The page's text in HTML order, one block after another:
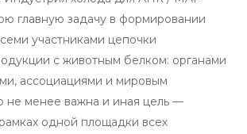
главную задачу в формировании
участниками цепочки
с животным белком: органами
ассоциациями и мировым
не менее важна и иная цель —
одной площадки всех